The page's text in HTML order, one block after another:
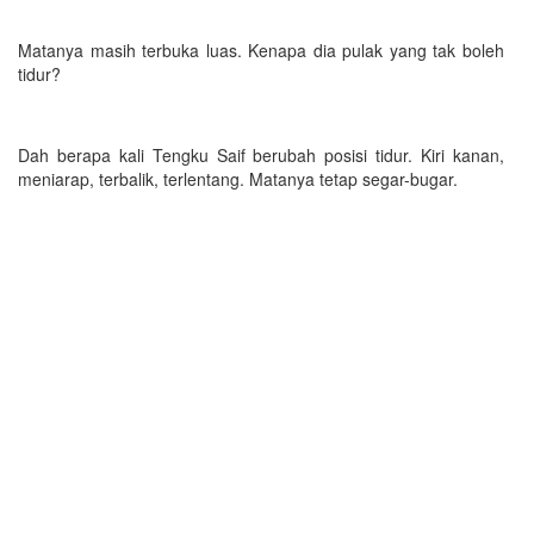
Matanya masih terbuka luas. Kenapa dia pulak yang tak boleh
tidur?
Dah berapa kali Tengku Saif berubah posisi tidur. Kiri kanan,
meniarap, terbalik, terlentang. Matanya tetap segar-bugar.